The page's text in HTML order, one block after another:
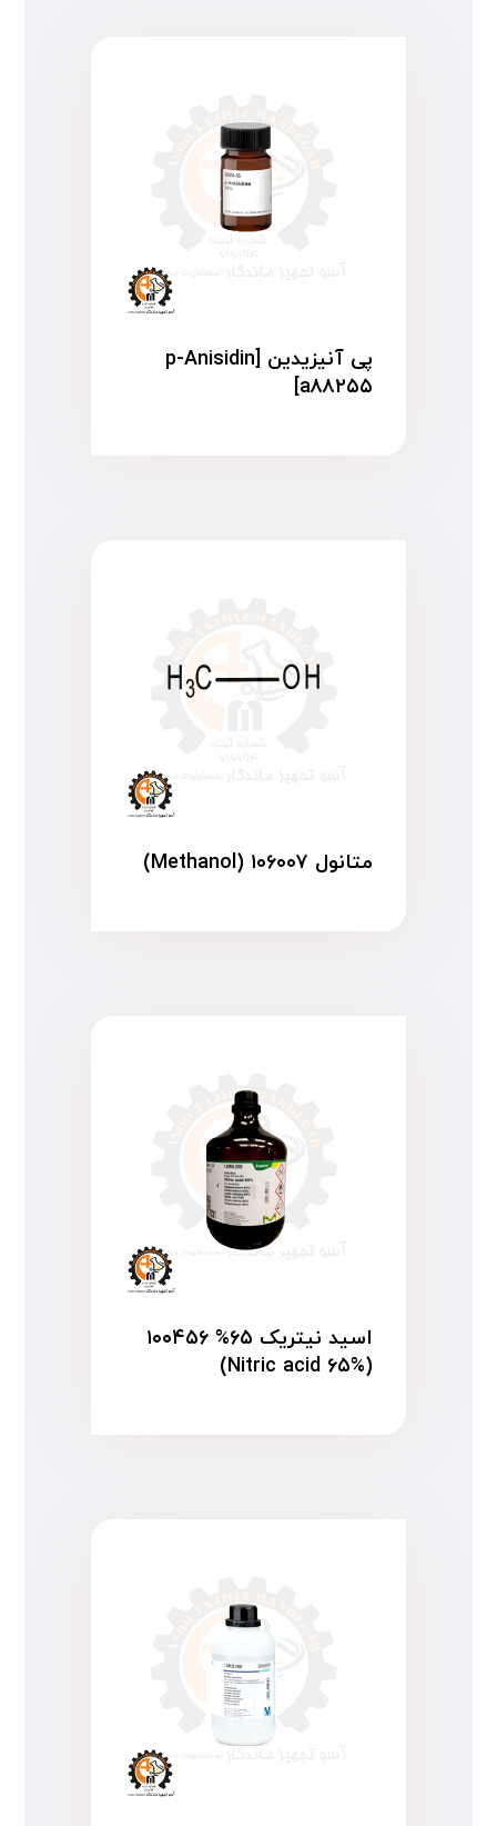
پی آنیزیدین p-Anisidin]
a۸۸۲۵۵]
متانول ۱۰۶۰۰۷ (Methanol)
اسید نیتریک ۶۵% ۱۰۰۴۵۶
(Nitric acid ۶۵%)